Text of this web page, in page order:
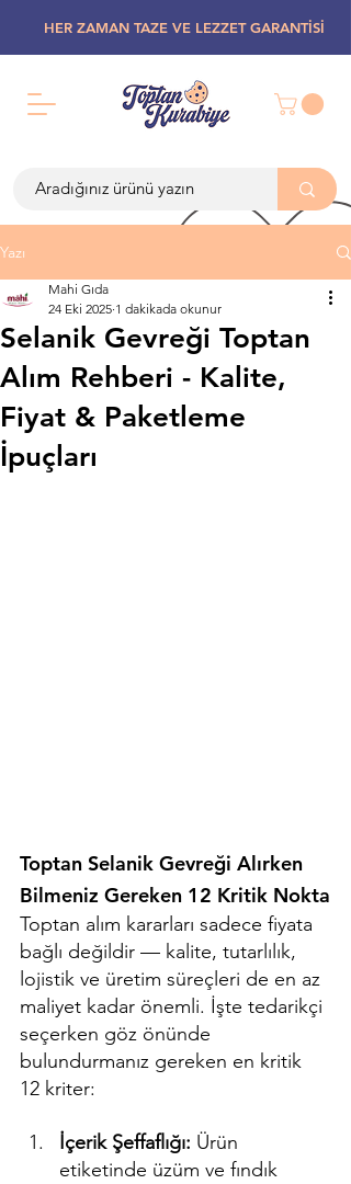
HER ZAMAN TAZE VE LEZZET GARANTİSİ
Yazı
Selanik Gevreği Toptan
Alım Rehberi - Kalite,
Fiyat & Paketleme
İpuçları
Mahi Gıda
24 Eki 2025 1 dakikada okunur
Toptan Selanik Gevreği Alırken
Bilmeniz Gereken 12 Kritik Nokta
Toptan alım kararları sadece fiyata
bağlı değildir — kalite, tutarlılık,
lojistik ve üretim süreçleri de en az
maliyet kadar önemli. İşte tedarikçi
seçerken göz önünde
bulundurmanız gereken en kritik
12 kriter:
İçerik Şeffaflığı: Ürün
etiketinde üzüm ve fındık